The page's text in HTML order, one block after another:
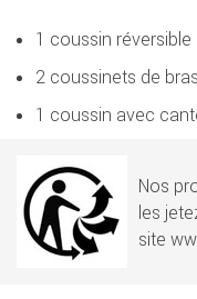
1 coussin
2 coussinets de bras
1 coussin avec
Nos
les
site